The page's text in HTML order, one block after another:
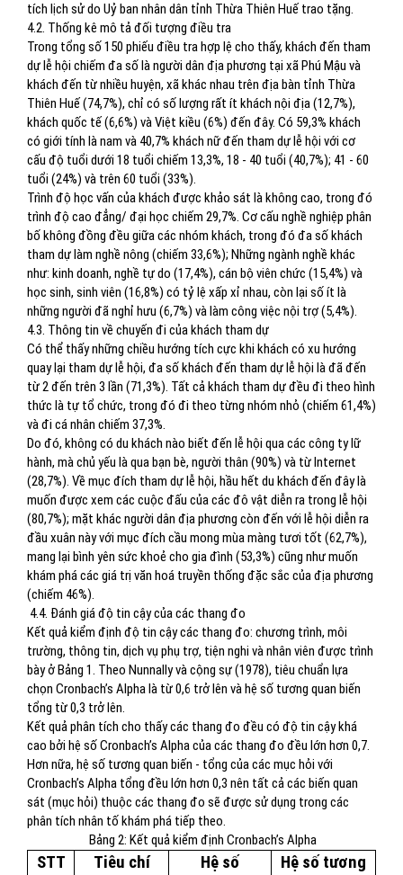
tích lịch sử do Uỷ ban nhân dân tỉnh Thừa Thiên Huế trao tặng.
4.2. Thống kê mô tả đối tượng điều tra
Trong tổng số 150 phiếu điều tra hợp lệ cho thấy, khách đến tham
dự lễ hội chiếm đa số là người dân địa phương tại xã Phú Mậu và
khách đến từ nhiều huyện, xã khác nhau trên địa bàn tỉnh Thừa
Thiên Huế (74,7%), chỉ có số lượng rất ít khách nội địa (12,7%),
khách quốc tế (6,6%) và Việt kiều (6%) đến đây. Có 59,3% khách
có giới tính là nam và 40,7% khách nữ đến tham dự lễ hội với cơ
cấu độ tuổi dưới 18 tuổi chiếm 13,3%, 18 - 40 tuổi (40,7%); 41 - 60
tuổi (24%) và trên 60 tuổi (33%).
Trình độ học vấn của khách được khảo sát là không cao, trong đó
trình độ cao đẳng/ đại học chiếm 29,7%. Cơ cấu nghề nghiệp phân
bố không đồng đều giữa các nhóm khách, trong đó đa số khách
tham dự làm nghề nông (chiếm 33,6%); Những ngành nghề khác
như: kinh doanh, nghề tự do (17,4%), cán bộ viên chức (15,4%) và
học sinh, sinh viên (16,8%) có tỷ lệ xấp xỉ nhau, còn lại số ít là
những người đã nghỉ hưu (6,7%) và làm công việc nội trợ (5,4%).
4.3. Thông tin về chuyến đi của khách tham dự
Có thể thấy những chiều hướng tích cực khi khách có xu hướng
quay lại tham dự lễ hội, đa số khách đến tham dự lễ hội là đã đến
từ 2 đến trên 3 lần (71,3%). Tất cả khách tham dự đều đi theo hình
thức là tự tổ chức, trong đó đi theo từng nhóm nhỏ (chiếm 61,4%)
và đi cá nhân chiếm 37,3%.
Do đó, không có du khách nào biết đến lễ hội qua các công ty lữ
hành, mà chủ yếu là qua bạn bè, người thân (90%) và từ Internet
(28,7%). Về mục đích tham dự lễ hội, hầu hết du khách đến đây là
muốn được xem các cuộc đấu của các đô vật diễn ra trong lễ hội
(80,7%); mặt khác người dân địa phương còn đến với lễ hội diễn ra
đầu xuân này với mục đích cầu mong mùa màng tươi tốt (62,7%),
mang lại bình yên sức khoẻ cho gia đình (53,3%) cũng như muốn
khám phá các giá trị văn hoá truyền thống đặc sắc của địa phương
(chiếm 46%).
4.4. Đánh giá độ tin cậy của các thang đo
Kết quả kiểm định độ tin cậy các thang đo: chương trình, môi
trường, thông tin, dịch vụ phụ trợ, tiện nghi và nhân viên được trình
bày ở Bảng 1. Theo Nunnally và cộng sự (1978), tiêu chuẩn lựa
chọn Cronbach’s Alpha là từ 0,6 trở lên và hệ số tương quan biến
tổng từ 0,3 trở lên.
Kết quả phân tích cho thấy các thang đo đều có độ tin cậy khá
cao bởi hệ số Cronbach’s Alpha của các thang đo đều lớn hơn 0,7.
Hơn nữa, hệ số tương quan biến - tổng của các mục hỏi với
Cronbach’s Alpha tổng đều lớn hơn 0,3 nên tất cả các biến quan
sát (mục hỏi) thuộc các thang đo sẽ được sử dụng trong các
phân tích nhân tố khám phá tiếp theo.
Bảng 2: Kết quả kiểm định Cronbach’s Alpha
STT Tiêu chí
Hệ số
Hệ số tương